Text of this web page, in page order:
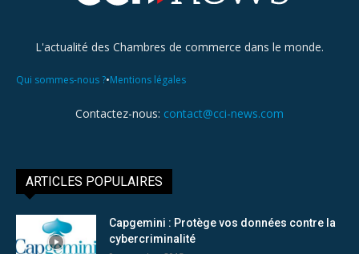
L'actualité des Chambres de commerce dans le monde.
Qui sommes-nous ?•Mentions légales
Contactez-nous: contact@cci-news.com
ARTICLES POPULAIRES
Capgemini : Protège vos données contre la
cybercriminalité